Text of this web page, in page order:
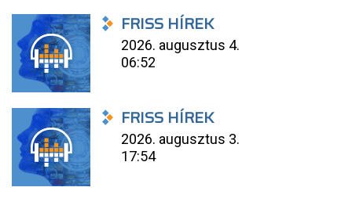
FRISS HÍREK
2026. augusztus 4.
06:52
FRISS HÍREK
2026. augusztus 3.
17:54